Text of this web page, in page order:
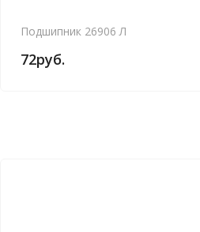
Подшипник 26906 Л
72руб.